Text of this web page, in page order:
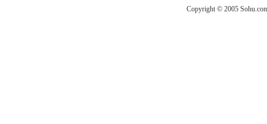
Copyright © 2005